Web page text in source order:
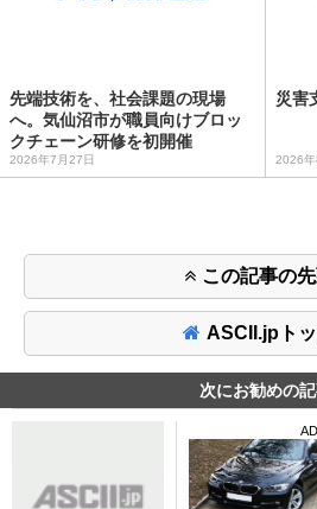
先端技術を、社会課題の現場
へ。気仙沼市が職員向けブロッ
クチェーン研修を初開催
2026年7月27日
災害
2026年
この記事の
ASCII.jpト
次にお勧めの
AD